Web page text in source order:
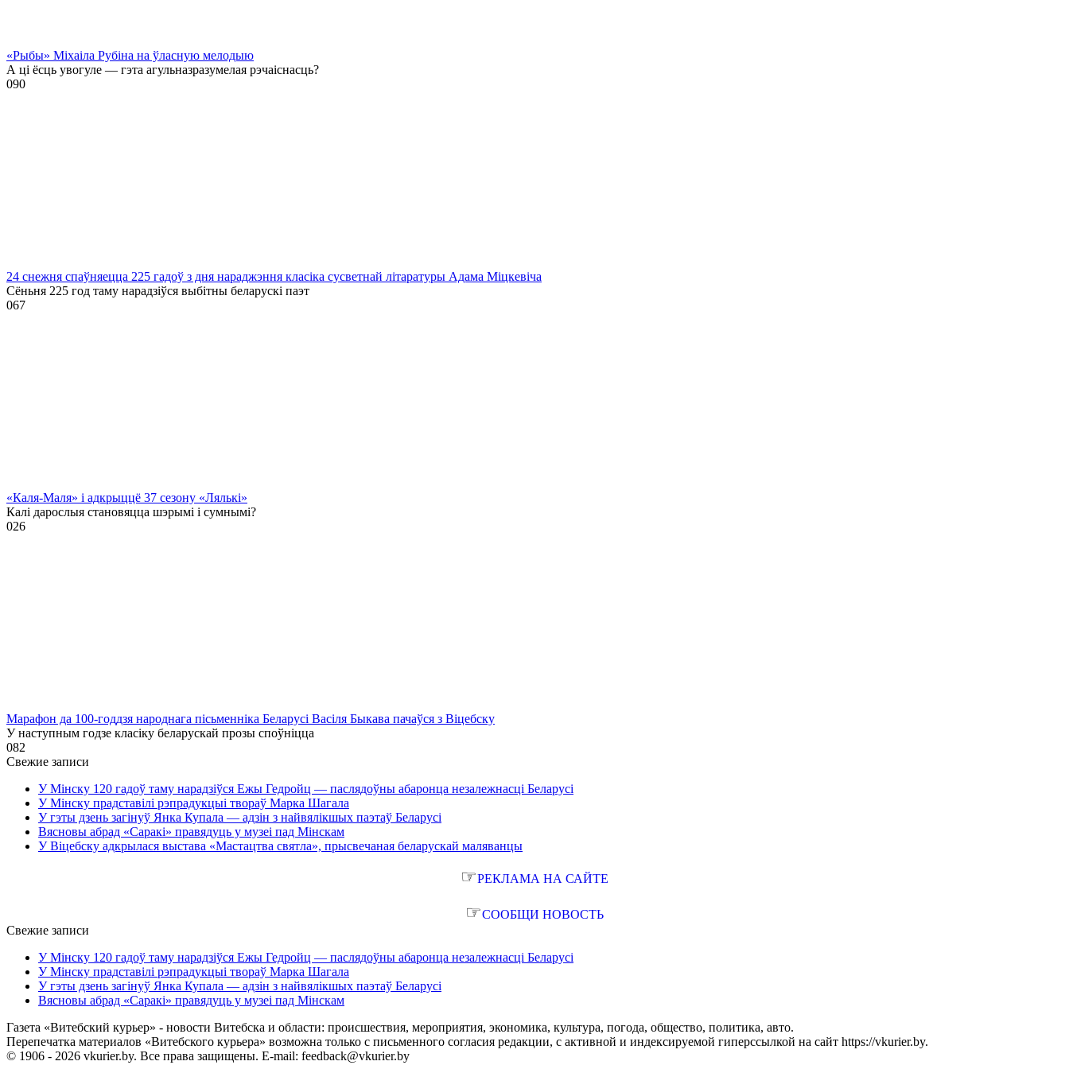
«Рыбы» Міхаіла Рубіна на ўласную мелодыю
А ці ёсць увогуле — гэта агульназразумелая рэчаіснасць?
090
24 снежня спаўняецца 225 гадоў з дня нараджэння класіка сусветнай літаратуры Адама Міцкевіча
Сёньня 225 год таму нарадзіўся выбітны беларускі паэт
067
«Каля-Маля» і адкрыццё 37 сезону «Лялькі»
Калі дарослыя становяцца шэрымі і сумнымі?
026
Марафон да 100-годдзя народнага пісьменніка Беларусі Васіля Быкава пачаўся з Віцебску
У наступным годзе класіку беларускай прозы споўніцца
082
Свежие записи
У Мінску 120 гадоў таму нарадзіўся Ежы Гедройц — паслядоўны абаронца незалежнасці Беларусі
У Мінску прадставілі рэпрадукцыі твораў Марка Шагала
У гэты дзень загінуў Янка Купала — адзін з найвялікшых паэтаў Беларусі
Вясновы абрад «Саракі» правядуць у музеі пад Мінскам
У Віцебску адкрылася выстава «Мастацтва святла», прысвечаная беларускай маляванцы
☞РЕКЛАМА НА САЙТЕ
☞СООБЩИ НОВОСТЬ
Свежие записи
У Мінску 120 гадоў таму нарадзіўся Ежы Гедройц — паслядоўны абаронца незалежнасці Беларусі
У Мінску прадставілі рэпрадукцыі твораў Марка Шагала
У гэты дзень загінуў Янка Купала — адзін з найвялікшых паэтаў Беларусі
Вясновы абрад «Саракі» правядуць у музеі пад Мінскам
Газета «Витебский курьер» - новости Витебска и области: происшествия, мероприятия, экономика, культура, погода, общество, политика, авто.
Перепечатка материалов «Витебского курьера» возможна только с письменного согласия редакции, с активной и индексируемой гиперссылкой на сайт https://vkurier.by.
© 1906 - 2026 vkurier.by. Все права защищены. E-mail: feedback@vkurier.by